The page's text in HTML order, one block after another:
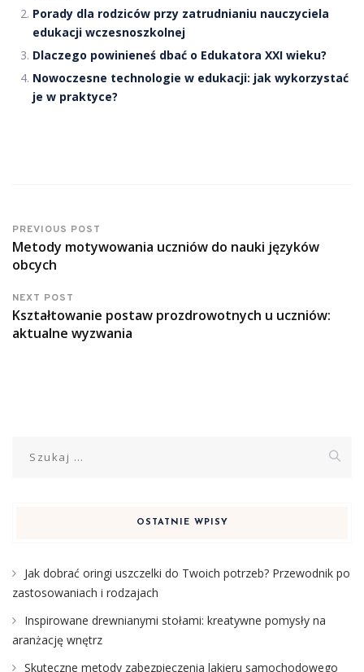
Porady dla rodziców przy zatrudnianiu nauczyciela
edukacji wczesnoszkolnej
Dlaczego powinieneś dbać o Edukatora XXI wieku?
Nowoczesne technologie w edukacji: jak wykorzystać
je w praktyce?
PREVIOUS POST
Metody motywowania uczniów do nauki języków
obcych
NEXT POST
Kształtowanie postaw prozdrowotnych u uczniów:
aktualne wyzwania
OSTATNIE WPISY
Jak dobrać oringi uszczelki do Twoich potrzeb? Przewodnik po
zastosowaniach i rodzajach
Inspirowane drewnianymi stołami: kreatywne pomysły na
aranżację wnętrz
Skuteczne metody zabezpieczenia lakieru samochodowego